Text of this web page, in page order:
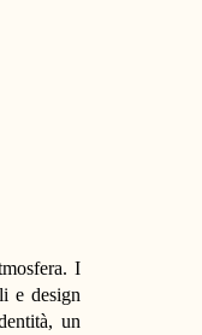
I
e design
un